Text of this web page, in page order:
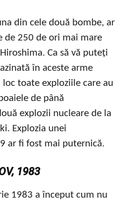
din cele două bombe, ar
de 250 de ori mai mare
Ca să vă puteți
în aceste arme
toate exploziile care au
de până
explozii nucleare de la
Explozia unei
ar fi fost mai puternică.
1983
1983 a început cum nu